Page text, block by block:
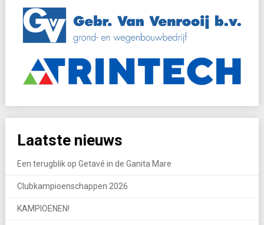
Laatste nieuws
Een terugblik op Getavé in de Ganita Mare
Clubkampioenschappen 2026
KAMPIOENEN!